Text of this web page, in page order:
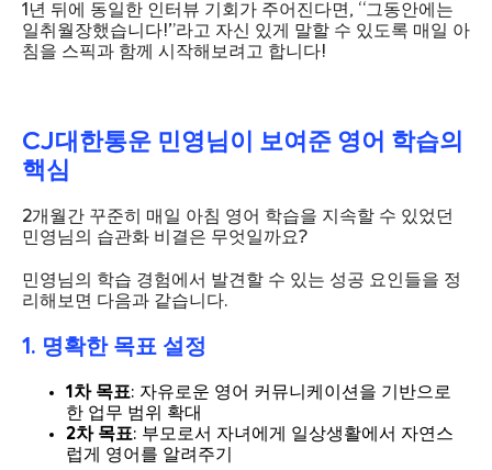
1년 뒤에 동일한 인터뷰 기회가 주어진다면, “그동안에는
일취월장했습니다!”라고 자신 있게 말할 수 있도록 매일 아
침을 스픽과 함께 시작해보려고 합니다!
CJ대한통운 민영님이 보여준 영어 학습의
핵심
2개월간 꾸준히 매일 아침 영어 학습을 지속할 수 있었던
민영님의 습관화 비결은 무엇일까요?
민영님의 학습 경험에서 발견할 수 있는 성공 요인들을 정
리해보면 다음과 같습니다.
1. 명확한 목표 설정
1차 목표: 자유로운 영어 커뮤니케이션을 기반으로
한 업무 범위 확대
2차 목표: 부모로서 자녀에게 일상생활에서 자연스
럽게 영어를 알려주기